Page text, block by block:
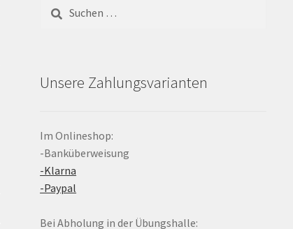
nach:
Unsere Zahlungsvarianten
Im Onlineshop:
-Banküberweisung
-Klarna
-Paypal
Bei Abholung in der Übungshalle: